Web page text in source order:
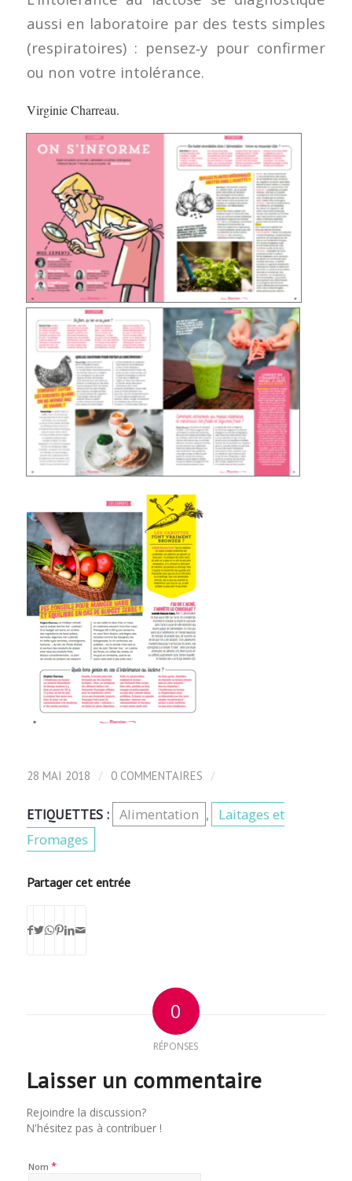
aussi en laboratoire par des tests simples
(respiratoires) : pensez‑y pour confirmer
ou non votre intolérance.
Virginie Charreau.
28 MAI 2018 / 0 COMMENTAIRES /
ETIQUETTES : Alimentation ,
Laitages et
Fromages
Partager cet entrée
0
RÉPONSES
Laisser un commentaire
Rejoindre la discussion?
N'hésitez pas à contribuer !
Nom *